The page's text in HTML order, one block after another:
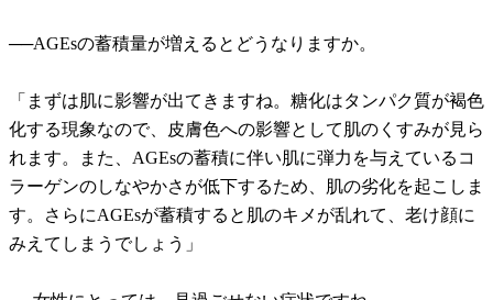
──AGEsの蓄積量が増えるとどうなりますか。
「まずは肌に影響が出てきますね。糖化はタンパク質が褐色
化する現象なので、皮膚色への影響として肌のくすみが見ら
れます。また、AGEsの蓄積に伴い肌に弾力を与えているコ
ラーゲンのしなやかさが低下するため、肌の劣化を起こしま
す。さらにAGEsが蓄積すると肌のキメが乱れて、老け顔に
みえてしまうでしょう」